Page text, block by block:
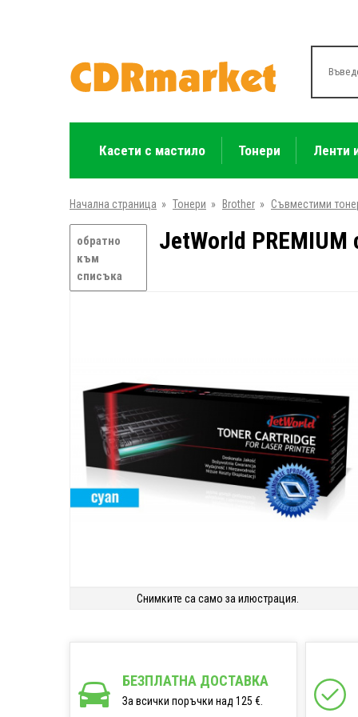
Касети с мастило Тонери Ленти
Начална страница » Тонери » Brother » Съвместими
обратно
към
списъка
JetWorld
Снимките са само за илюстрация.
БЕЗПЛАТНА ДОСТАВКА
За всички поръчки над 125 €.